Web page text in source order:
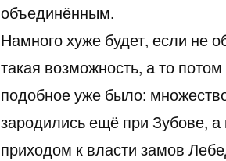
объединённым.
Намного хуже будет, если не
такая возможность, а то
подобное уже было:
зародились ещё при Зубове, а
приходом к власти замов